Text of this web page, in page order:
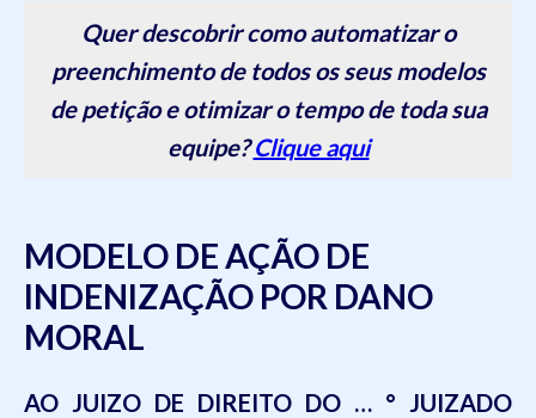
Quer descobrir como automatizar o
preenchimento de todos os seus modelos
de petição e otimizar o tempo de toda sua
equipe?Clique aqui
MODELO DE AÇÃO DE
INDENIZAÇÃO POR DANO
MORAL
AO JUIZO DE DIREITO DO … ° JUIZADO